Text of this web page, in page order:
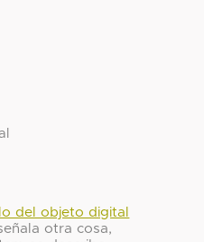
del objeto digital
otra cosa,